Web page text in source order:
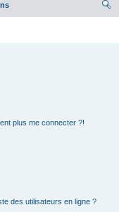
plus me connecter ?!
des utilisateurs en ligne ?